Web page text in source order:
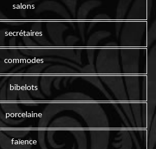
salons
secrétaires
commodes
bibelots
porcelaine
faïence